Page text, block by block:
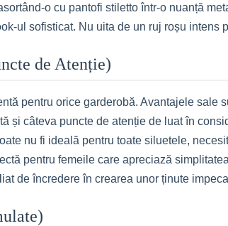
o cu pantofi stiletto într-o nuanță
ul sofisticat. Nu uita de un ruj roșu intens
de Atenție)
pentru orice garderobă. Avantajele sale
și câteva puncte de atenție de luat în
nu fi ideală pentru toate siluetele,
pentru femeile care apreciază
de încredere în crearea unor ținute